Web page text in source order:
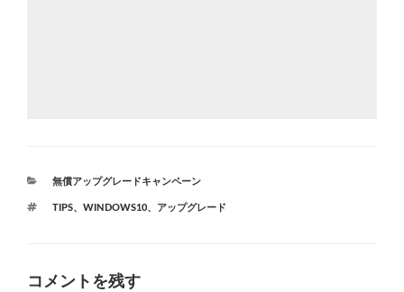
カ
ゴ
無償アップグレードキャンペーン
タ
TIPS、 WINDOWS10、 アップグレード
コメントを残す